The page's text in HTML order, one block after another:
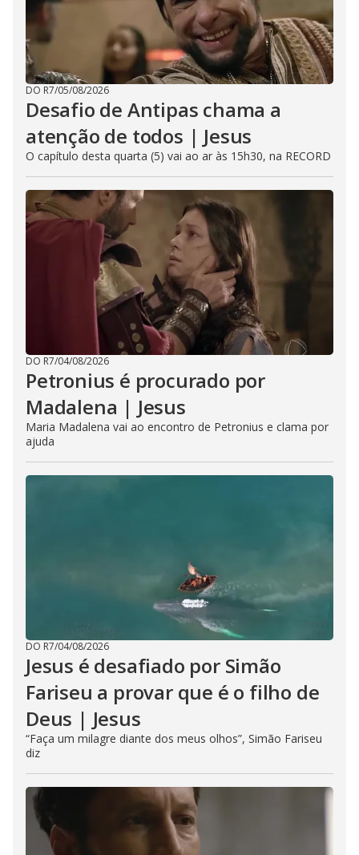
DO R7/05/08/2026
Desafio de Antipas chama a
atenção de todos | Jesus
O capítulo desta quarta (5) vai ao ar às 15h30, na RECORD
DO R7/04/08/2026
Petronius é procurado por
Madalena | Jesus
Maria Madalena vai ao encontro de Petronius e clama por
ajuda
DO R7/04/08/2026
Jesus é desafiado por Simão
Fariseu a provar que é o filho de
Deus | Jesus
“Faça um milagre diante dos meus olhos”, Simão Fariseu
diz